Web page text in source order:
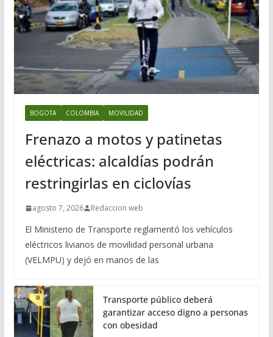
BOGOTA COLOMBIA MOVILIDAD
Frenazo a motos y patinetas
eléctricas: alcaldías podrán
restringirlas en ciclovías
agosto 7, 2026 Redaccion web
El Ministerio de Transporte reglamentó los vehículos
eléctricos livianos de movilidad personal urbana
(VELMPU) y dejó en manos de las
Transporte público deberá
garantizar acceso digno a personas
con obesidad